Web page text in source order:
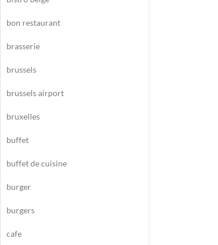
bon restaurant
brasserie
brussels
brussels airport
bruxelles
buffet
buffet de cuisine
burger
burgers
cafe